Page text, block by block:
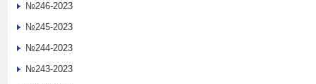
№246-2023
№245-2023
№244-2023
№243-2023